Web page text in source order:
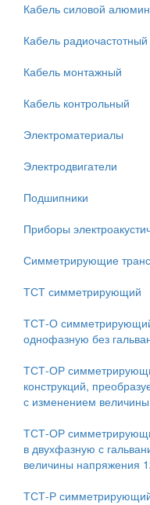
Кабель силовой
Кабель радиочастотный
Кабель монтажный
Кабель контрольный
Электроматериалы
Электродвигатели
Подшипники
Приборы
Симметрирующие
ТСТ симметрирующий
ТСТ-О
однофазную без
ТСТ-ОР
конструкций,
с изменением
ТСТ-ОР
в двухфазную с
величины напряжения
ТСТ-Р симметрирующий